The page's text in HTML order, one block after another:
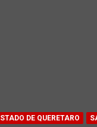
DE QUERETARO